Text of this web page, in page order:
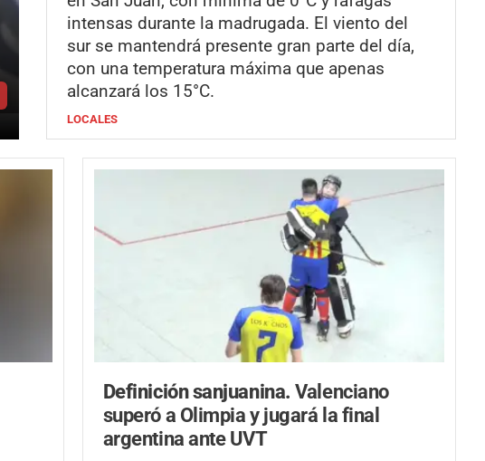
intensas durante la madrugada. El viento del
sur se mantendrá presente gran parte del día,
con una temperatura máxima que apenas
alcanzará los 15°C.
LOCALES
Definición sanjuanina.Valenciano
superó a Olimpia y jugará la final
argentina ante UVT